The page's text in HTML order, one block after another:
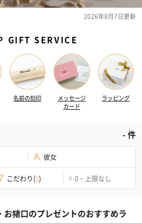
2026年8月7日更新
GIFT SERVICE
名前の刻印
メッセージ
カード
ラッピング
-件
彼女
こだわり(1) ¥ 0 ~ 上限なし
猪口のプレゼントのおすすめラ